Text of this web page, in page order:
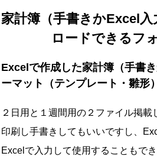
家計簿（手書きかExcel
ロードできるフ
Excelで作成した家計簿（手書
ーマット（テンプレート・雛形
２日用と１週間用の２ファイル掲載
印刷し手書きしてもいいですし、
Excelで入力して使用することもでき